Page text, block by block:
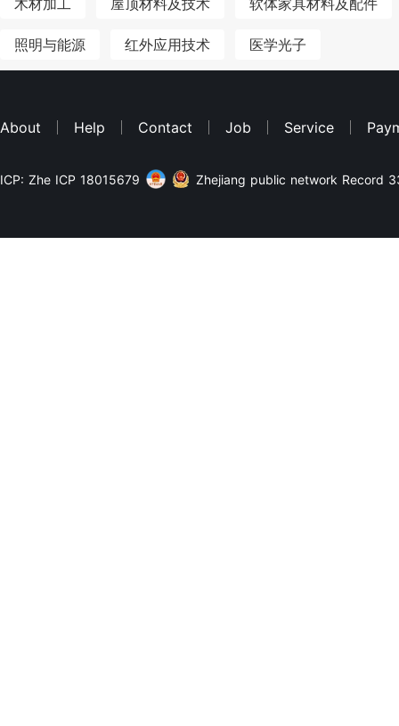
木材加工 屋顶材料及技术 软体家具材料及配件
照明与能源 红外应用技术 医学光子
About Help Contact Job Service
ICP: Zhe ICP 18015679 Zhejiang public network Record